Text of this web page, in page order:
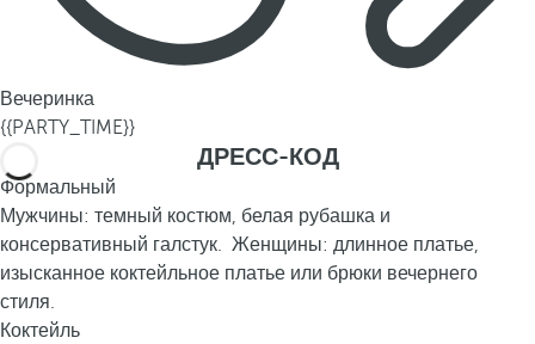
Вечеринка
{{PARTY_TIME}}
ДРЕСС-КОД
Формальный
Мужчины: темный костюм, белая рубашка и
консервативный галстук. Женщины: длинное платье,
изысканное коктейльное платье или брюки вечернего
стиля.
Коктейль